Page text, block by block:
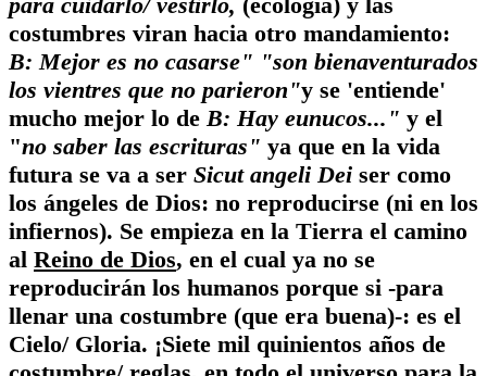
costumbres viran hacia otro mandamiento:
B: Mejor es no casarse" "son bienaventurados
los vientres que no parieron"y se 'entiende'
mucho mejor lo de B: Hay eunucos..." y el
"no saber las escrituras" ya que en la vida
futura se va a ser Sicut angeli Dei ser como
los ángeles de Dios: no reproducirse (ni en los
infiernos). Se empieza en la Tierra el camino
al Reino de Dios, en el cual ya no se
reproducirán los humanos porque si -para
llenar una costumbre (que era buena)-: es el
Cielo/ Gloria. ¡Siete mil quinientos años de